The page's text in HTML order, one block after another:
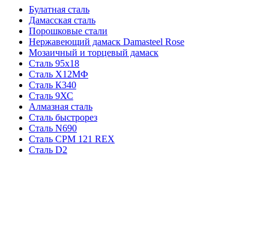
Булатная сталь
Дамасская сталь
Порошковые стали
Нержавеющий дамаск Damasteel Rose
Мозаичный и торцевый дамаск
Сталь 95х18
Сталь Х12МФ
Сталь К340
Сталь 9ХС
Алмазная сталь
Сталь быстрорез
Сталь N690
Сталь CPM 121 REX
Сталь D2